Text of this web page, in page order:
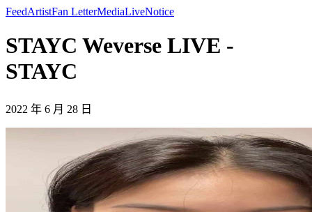
FeedArtistFan LetterMediaLiveNotice
STAYC Weverse LIVE -
STAYC
2022 年 6 月 28 日